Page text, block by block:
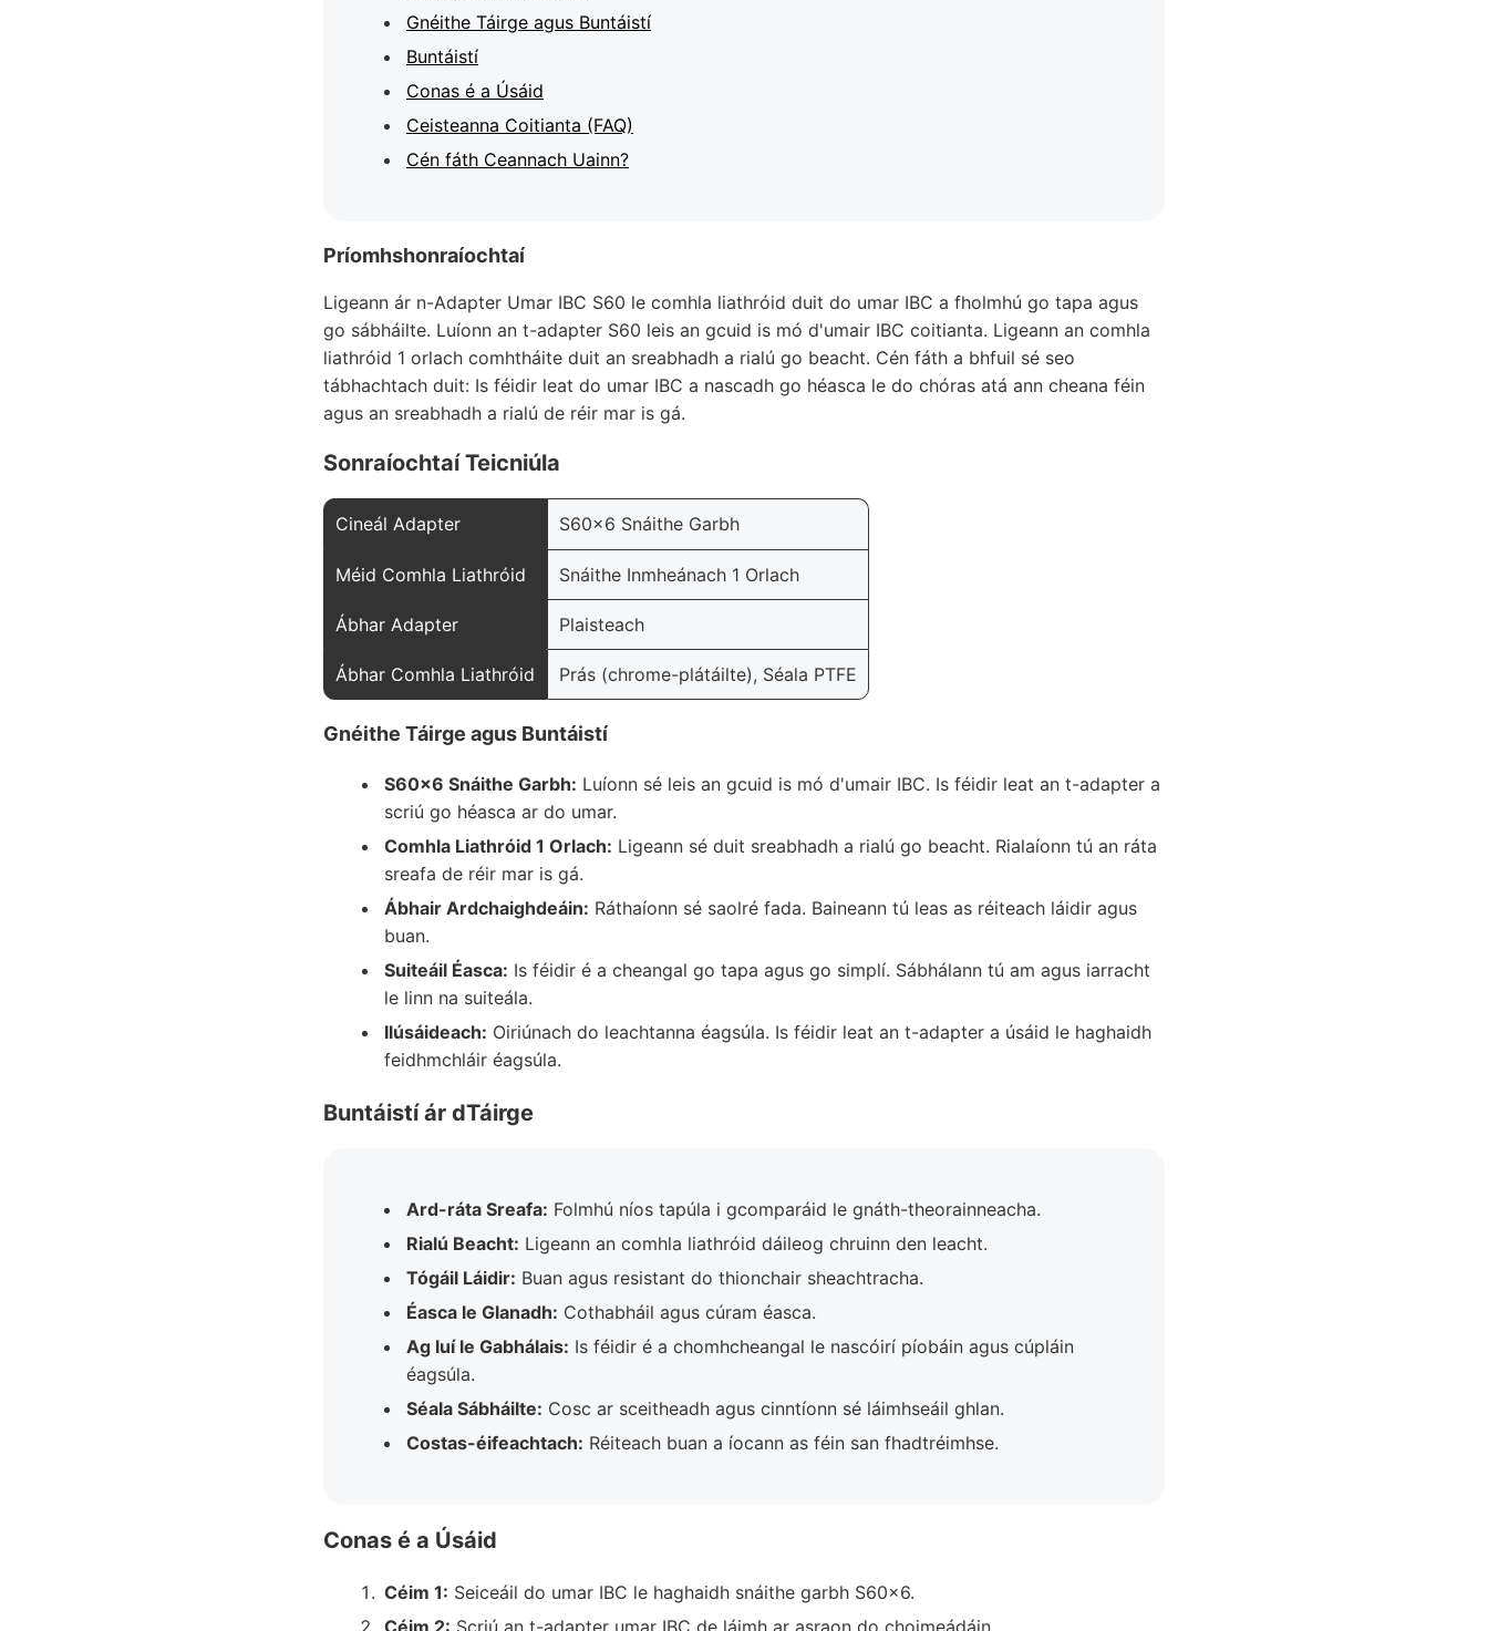
Gnéithe Táirge agus Buntáistí
Buntáistí
Conas é a Úsáid
Ceisteanna Coitianta (FAQ)
Cén fáth Ceannach Uainn?
Príomhshonraíochtaí
Ligeann ár n-Adapter Umar IBC S60 le comhla liathróid duit do umar IBC a fholmhú go tapa agus
go sábháilte. Luíonn an t-adapter S60 leis an gcuid is mó d'umair IBC coitianta. Ligeann an comhla
liathróid 1 orlach comhtháite duit an sreabhadh a rialú go beacht. Cén fáth a bhfuil sé seo
tábhachtach duit: Is féidir leat do umar IBC a nascadh go héasca le do chóras atá ann cheana féin
agus an sreabhadh a rialú de réir mar is gá.
Sonraíochtaí Teicniúla
Cineál Adapter S60x6 Snáithe Garbh
Méid Comhla Liathróid Snáithe Inmheánach 1 Orlach
Ábhar Adapter Plaisteach
Ábhar Comhla Liathróid Prás (chrome-plátáilte), Séala PTFE
Gnéithe Táirge agus Buntáistí
S60x6 Snáithe Garbh: Luíonn sé leis an gcuid is mó d'umair IBC. Is féidir leat an t-adapter a
scriú go héasca ar do umar.
Comhla Liathróid 1 Orlach: Ligeann sé duit sreabhadh a rialú go beacht. Rialaíonn tú an ráta
sreafa de réir mar is gá.
Ábhair Ardchaighdeáin: Ráthaíonn sé saolré fada. Baineann tú leas as réiteach láidir agus
buan.
Suiteáil Éasca: Is féidir é a cheangal go tapa agus go simplí. Sábhálann tú am agus iarracht
le linn na suiteála.
Ilúsáideach: Oiriúnach do leachtanna éagsúla. Is féidir leat an t-adapter a úsáid le haghaidh
feidhmchláir éagsúla.
Buntáistí ár dTáirge
Ard-ráta Sreafa: Folmhú níos tapúla i gcomparáid le gnáth-theorainneacha.
Rialú Beacht: Ligeann an comhla liathróid dáileog chruinn den leacht.
Tógáil Láidir: Buan agus resistant do thionchair sheachtracha.
Éasca le Glanadh: Cothabháil agus cúram éasca.
Ag luí le Gabhálais: Is féidir é a chomhcheangal le nascóirí píobáin agus cúpláin
éagsúla.
Séala Sábháilte: Cosc ar sceitheadh ​​agus cinntíonn sé láimhseáil ghlan.
Costas-éifeachtach: Réiteach buan a íocann as féin san fhadtréimhse.
Conas é a Úsáid
Céim 1: Seiceáil do umar IBC le haghaidh snáithe garbh S60x6.
Céim 2: Scriú an t-adapter umar IBC de láimh ar asraon do choimeádáin.